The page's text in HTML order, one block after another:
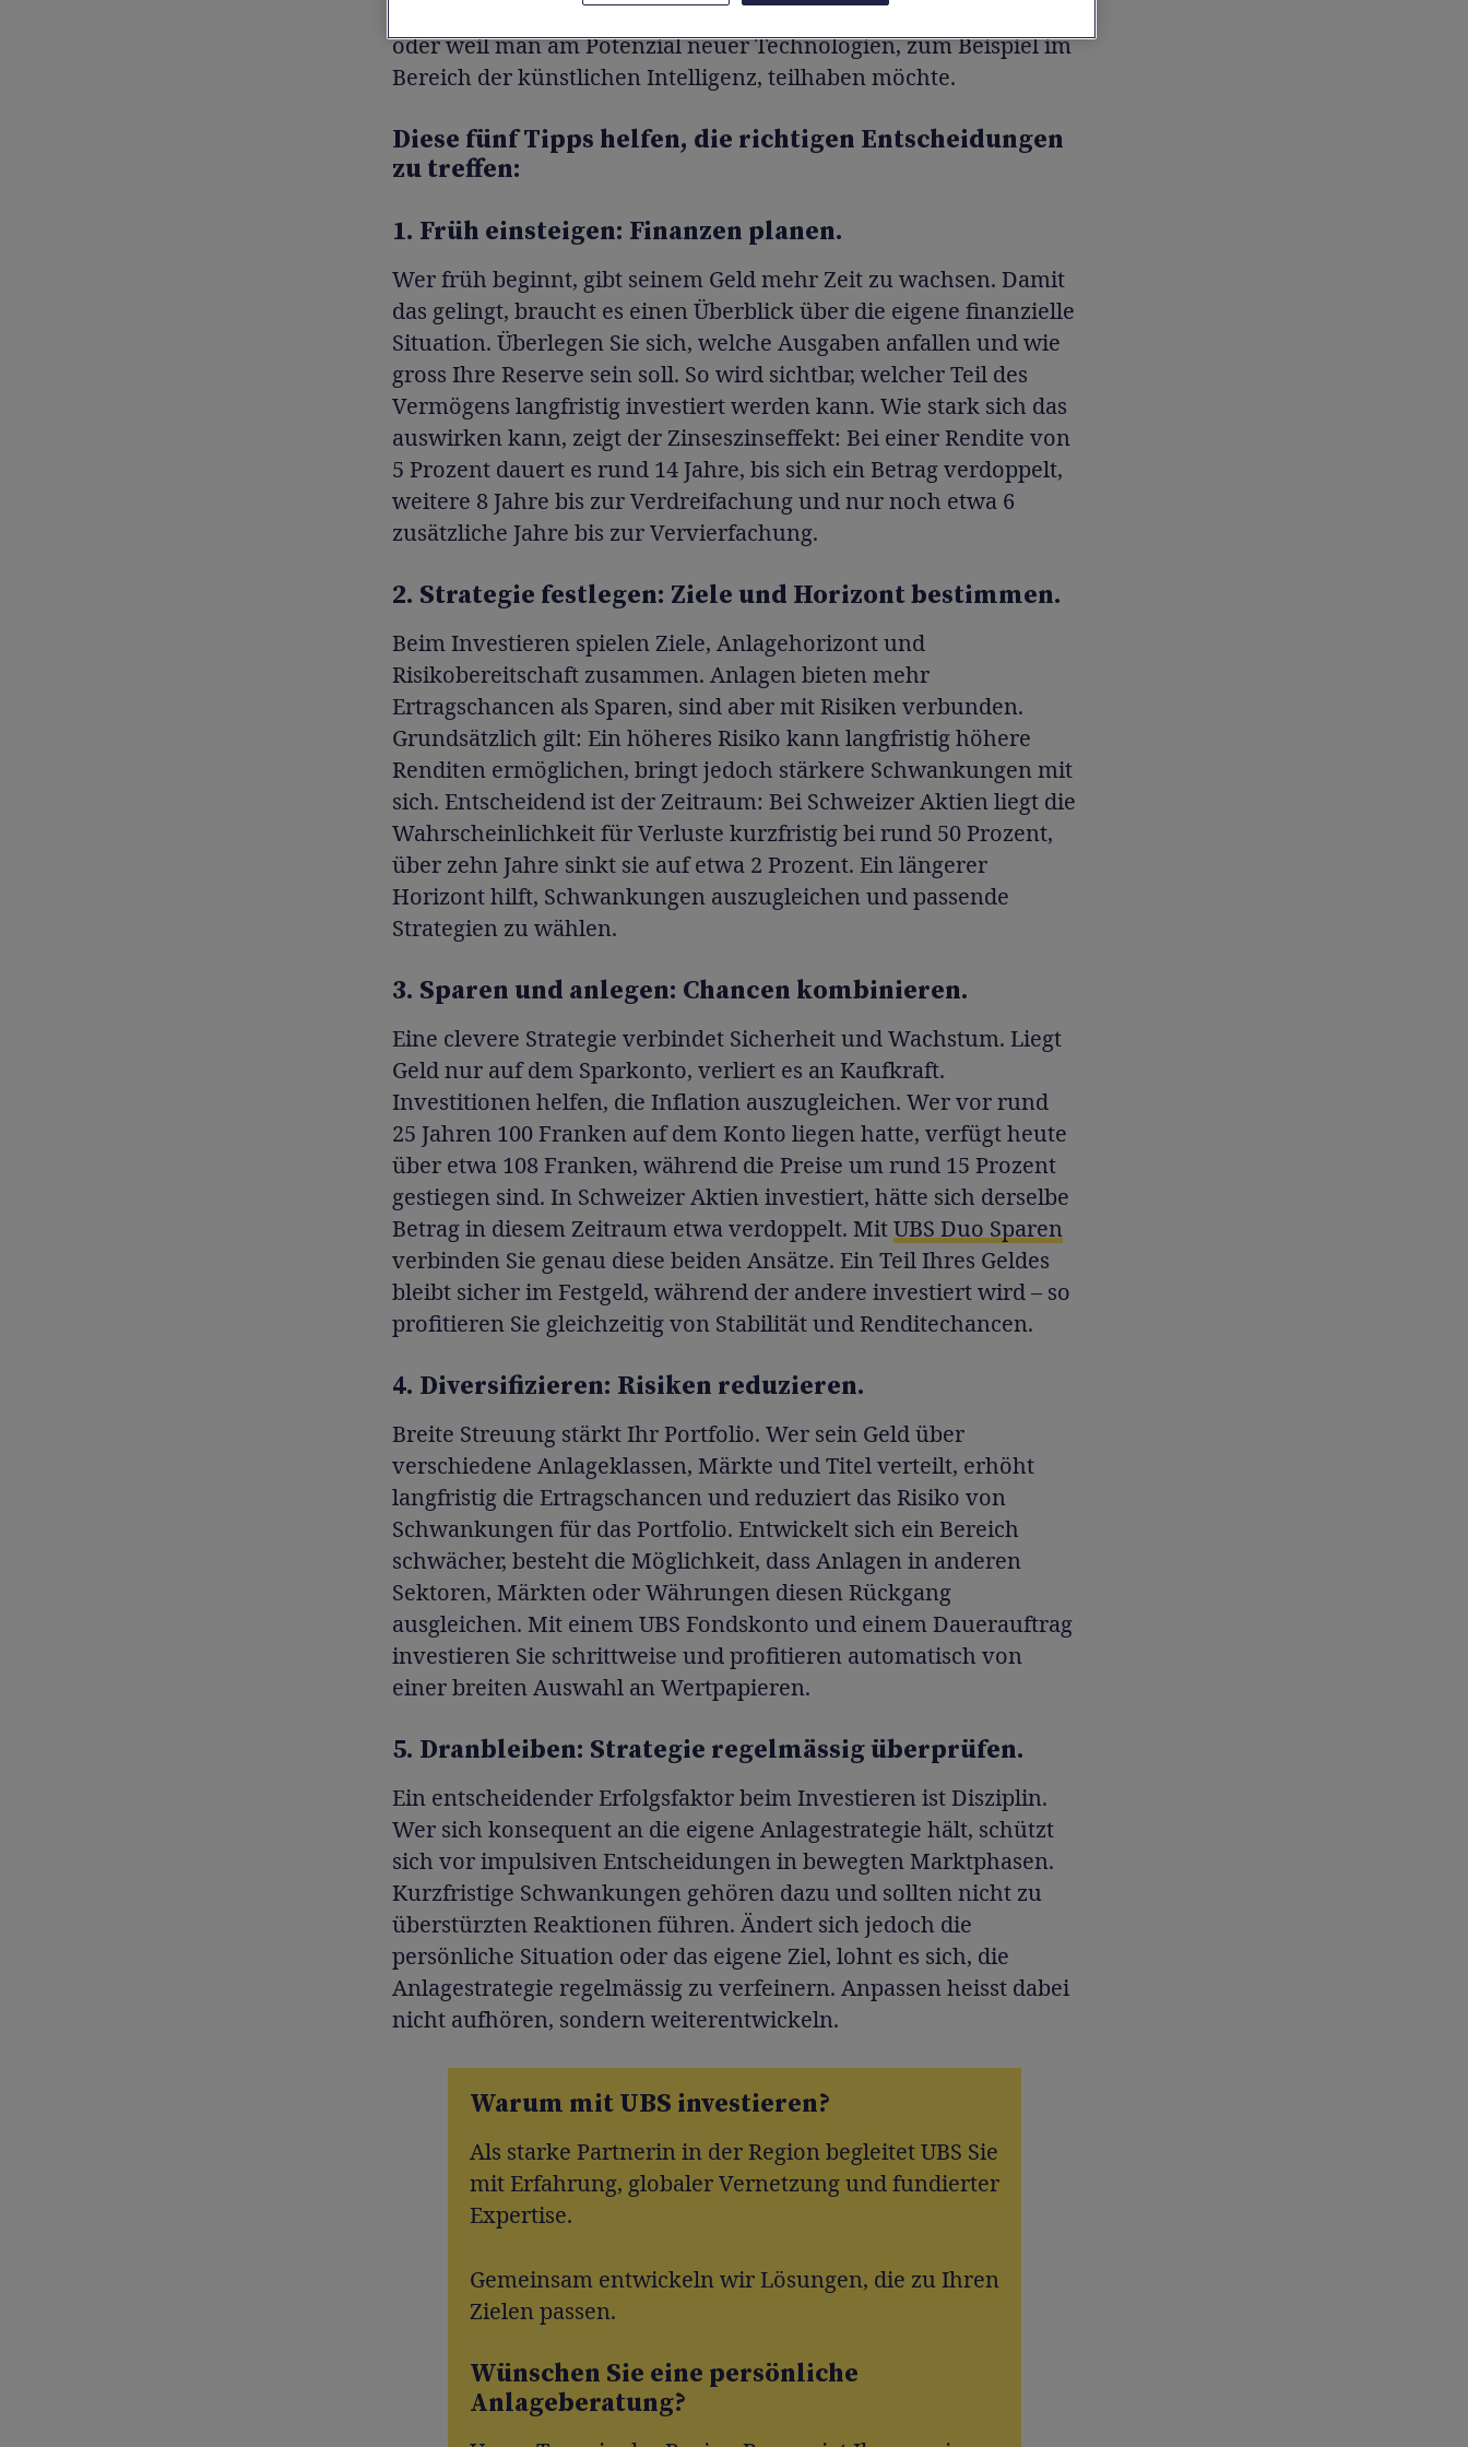
Gründe dafür sind vielfältig: sei es als Vorsorge, für ein Sparziel
oder weil man am Potenzial neuer Technologien, zum Beispiel im
Bereich der künstlichen Intelligenz, teilhaben möchte.
Diese fünf Tipps helfen, die richtigen Entscheidungen
zu treffen:
1. Früh einsteigen: Finanzen planen.
Wer früh beginnt, gibt seinem Geld mehr Zeit zu wachsen. Damit
das gelingt, braucht es einen Überblick über die eigene finanzielle
Situation. Überlegen Sie sich, welche Ausgaben anfallen und wie
gross Ihre Reserve sein soll. So wird sichtbar, welcher Teil des
Vermögens langfristig investiert werden kann. Wie stark sich das
auswirken kann, zeigt der Zinseszinseffekt: Bei einer Rendite von
5 Prozent dauert es rund 14 Jahre, bis sich ein Betrag verdoppelt,
weitere 8 Jahre bis zur Verdreifachung und nur noch etwa 6
zusätzliche Jahre bis zur Vervierfachung.
2. Strategie festlegen: Ziele und Horizont bestimmen.
Beim Investieren spielen Ziele, Anlagehorizont und
Risikobereitschaft zusammen. Anlagen bieten mehr
Ertragschancen als Sparen, sind aber mit Risiken verbunden.
Grundsätzlich gilt: Ein höheres Risiko kann langfristig höhere
Renditen ermöglichen, bringt jedoch stärkere Schwankungen mit
sich. Entscheidend ist der Zeitraum: Bei Schweizer Aktien liegt die
Wahrscheinlichkeit für Verluste kurzfristig bei rund 50 Prozent,
über zehn Jahre sinkt sie auf etwa 2 Prozent. Ein längerer
Horizont hilft, Schwankungen auszugleichen und passende
Strategien zu wählen.
3. Sparen und anlegen: Chancen kombinieren.
Eine clevere Strategie verbindet Sicherheit und Wachstum. Liegt
Geld nur auf dem Sparkonto, verliert es an Kaufkraft.
Investitionen helfen, die Inflation auszugleichen. Wer vor rund
25 Jahren 100 Franken auf dem Konto liegen hatte, verfügt heute
über etwa 108 Franken, während die Preise um rund 15 Prozent
gestiegen sind. In Schweizer Aktien investiert, hätte sich derselbe
Betrag in diesem Zeitraum etwa verdoppelt. MitUBS Duo Sparen
verbinden Sie genau diese beiden Ansätze. Ein Teil Ihres Geldes
bleibt sicher im Festgeld, während der andere investiert wird – so
profitieren Sie gleichzeitig von Stabilität und Renditechancen.
4. Diversifizieren: Risiken reduzieren.
Breite Streuung stärkt Ihr Portfolio. Wer sein Geld über
verschiedene Anlageklassen, Märkte und Titel verteilt, erhöht
langfristig die Ertragschancen und reduziert das Risiko von
Schwankungen für das Portfolio. Entwickelt sich ein Bereich
schwächer, besteht die Möglichkeit, dass Anlagen in anderen
Sektoren, Märkten oder Währungen diesen Rückgang
ausgleichen. Mit einem UBS Fondskonto und einem Dauerauftrag
investieren Sie schrittweise und profitieren automatisch von
einer breiten Auswahl an Wertpapieren.
5. Dranbleiben: Strategie regelmässig überprüfen.
Ein entscheidender Erfolgsfaktor beim Investieren ist Disziplin.
Wer sich konsequent an die eigene Anlagestrategie hält, schützt
sich vor impulsiven Entscheidungen in bewegten Marktphasen.
Kurzfristige Schwankungen gehören dazu und sollten nicht zu
überstürzten Reaktionen führen. Ändert sich jedoch die
persönliche Situation oder das eigene Ziel, lohnt es sich, die
Anlagestrategie regelmässig zu verfeinern. Anpassen heisst dabei
nicht aufhören, sondern weiterentwickeln.
Warum mit UBS investieren?
Als starke Partnerin in der Region begleitet UBS Sie
mit Erfahrung, globaler Vernetzung und fundierter
Expertise.
Gemeinsam entwickeln wir Lösungen, die zu Ihren
Zielen passen.
Wünschen Sie eine persönliche
Anlageberatung?